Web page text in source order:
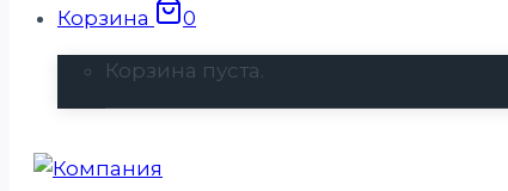
Корзина 0
Корзина пуста.